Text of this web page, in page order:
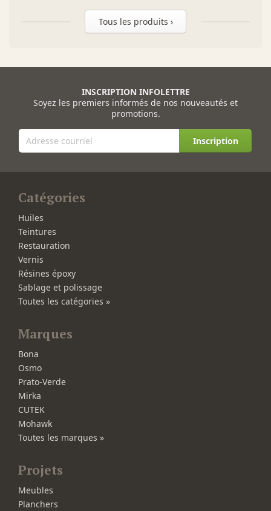
Tous les produits ›
INSCRIPTION INFOLETTRE
Soyez les premiers informés de nos nouveautés et
promotions.
Inscription
Catégories
Huiles
Teintures
Restauration
Vernis
Résines époxy
Sablage et polissage
Toutes les catégories »
Marques
Bona
Osmo
Prato-Verde
Mirka
CUTEK
Mohawk
Toutes les marques »
Projets
Meubles
Planchers